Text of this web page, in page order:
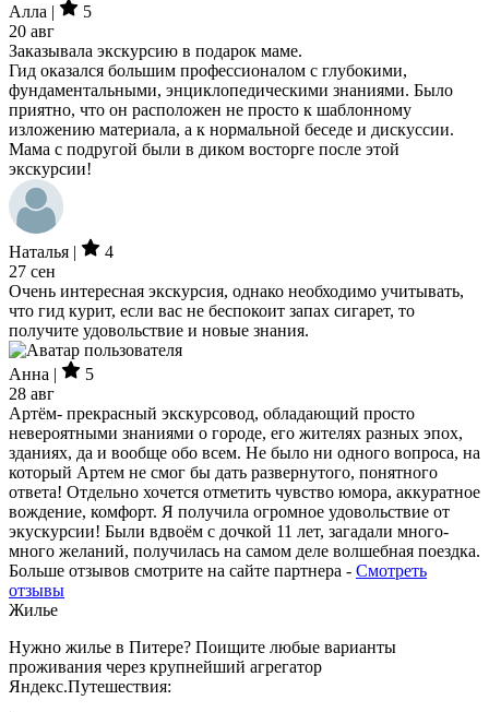
Алла |
5
20 авг
Заказывала экскурсию в подарок маме.
Гид оказался большим профессионалом с глубокими,
фундаментальными, энциклопедическими знаниями. Было
приятно, что он расположен не просто к шаблонному
изложению материала, а к нормальной беседе и дискуссии.
Мама с подругой были в диком восторге после этой
экскурсии!
Наталья |
4
27 сен
Очень интересная экскурсия, однако необходимо учитывать,
что гид курит, если вас не беспокоит запах сигарет, то
получите удовольствие и новые знания.
Анна |
5
28 авг
Артём- прекрасный экскурсовод, обладающий просто
невероятными знаниями о городе, его жителях разных эпох,
зданиях, да и вообще обо всем. Не было ни одного вопроса, на
который Артем не смог бы дать развернутого, понятного
ответа! Отдельно хочется отметить чувство юмора, аккуратное
вождение, комфорт. Я получила огромное удовольствие от
экускурсии! Были вдвоём с дочкой 11 лет, загадали много-
много желаний, получилась на самом деле волшебная поездка.
Больше отзывов смотрите на сайте партнера - Смотреть
отзывы
Жилье
Нужно жилье в Питере? Поищите любые варианты
проживания через крупнейший агрегатор
Яндекс.Путешествия: